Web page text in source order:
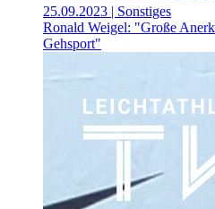
25.09.2023 | Sonstiges
Ronald Weigel: "Große
Gehsport"